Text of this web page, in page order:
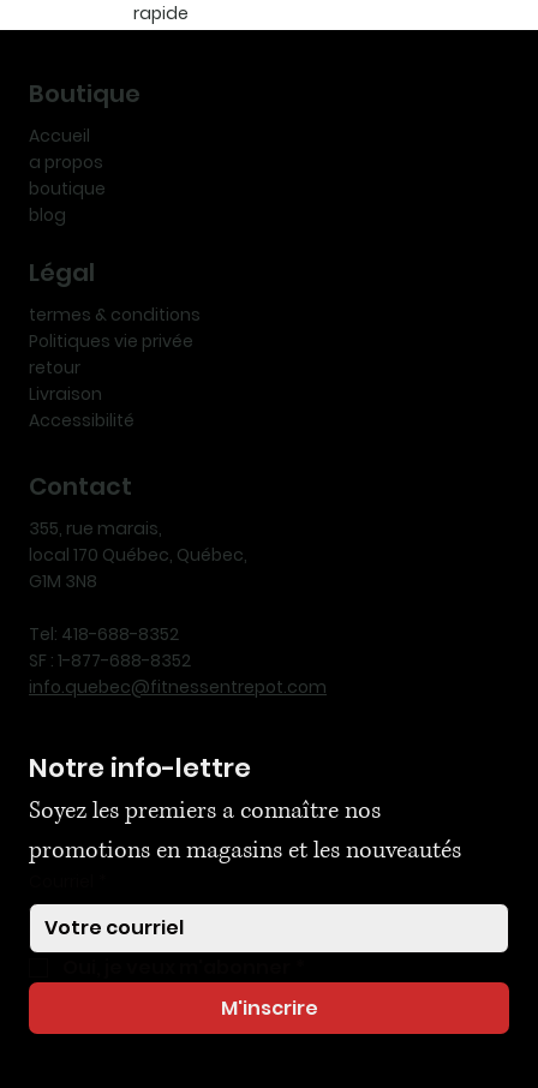
rapide
Boutique
Accueil
a propos
boutique
blog
Légal
termes & conditions
Politiques vie privée
retour
Livraison
Accessibilité
Contact
355, rue marais,
local 170 Québec, Québec,
G1M 3N8
Tel: 418-688-8352
SF : 1-877-688-8352
info.quebec@fitnessentrepot.com
Notre info-lettre
Soyez les premiers a connaître nos
promotions en magasins et les nouveautés
M'inscrire